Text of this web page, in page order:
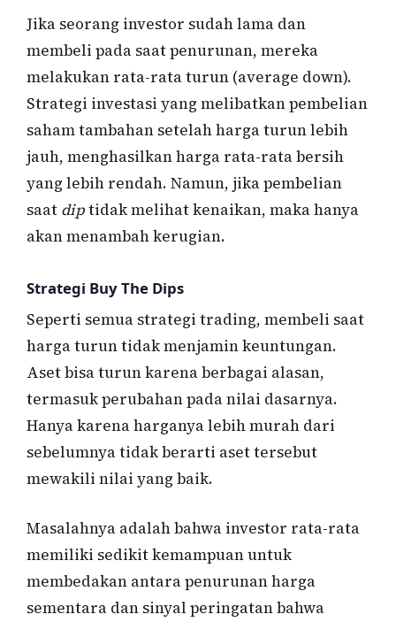
Jika seorang investor sudah lama dan
membeli pada saat penurunan, mereka
melakukan rata-rata turun (average down).
Strategi investasi yang melibatkan pembelian
saham tambahan setelah harga turun lebih
jauh, menghasilkan harga rata-rata bersih
yang lebih rendah. Namun, jika pembelian
saat diptidak melihat kenaikan, maka hanya
akan menambah kerugian.
Strategi Buy The Dips
Seperti semua strategi trading, membeli saat
harga turun tidak menjamin keuntungan.
Aset bisa turun karena berbagai alasan,
termasuk perubahan pada nilai dasarnya.
Hanya karena harganya lebih murah dari
sebelumnya tidak berarti aset tersebut
mewakili nilai yang baik.
Masalahnya adalah bahwa investor rata-rata
memiliki sedikit kemampuan untuk
membedakan antara penurunan harga
sementara dan sinyal peringatan bahwa